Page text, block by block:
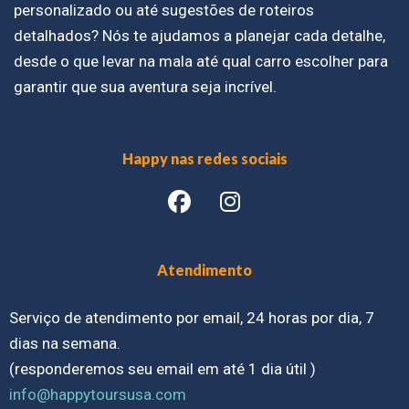
personalizado ou até sugestões de roteiros
detalhados? Nós te ajudamos a planejar cada detalhe,
desde o que levar na mala até qual carro escolher para
garantir que sua aventura seja incrível.
Happy nas redes sociais
Atendimento
Serviço de atendimento por email, 24 horas por dia, 7
dias na semana.
(responderemos seu email em até 1 dia útil )
info@happytoursusa.com